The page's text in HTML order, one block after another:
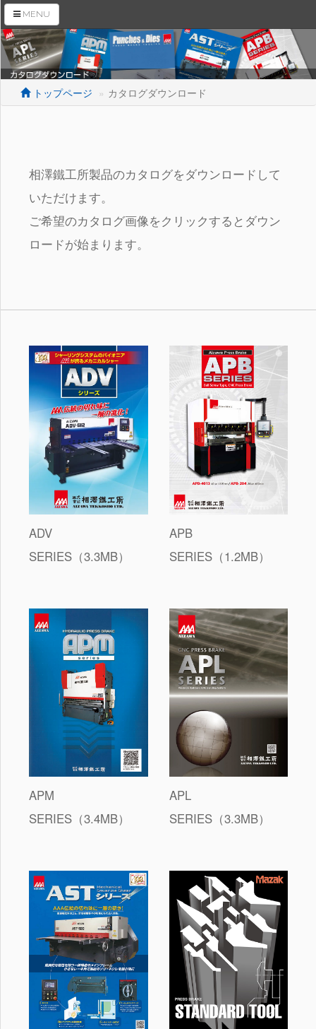
母材搬入装置
RaS機販売ページ
アフターメンテナンス
LANGUAGE
Japanese
English
Taiwanese
Korean
MENU
トップページ カタログダウンロード
相澤鐵工所製品のカタログをダウンロードして
いただけます。
ご希望のカタログ画像をクリックするとダウン
ロードが始まります。
ADV
SERIES（3.3MB）
APB
SERIES（1.2MB）
APM
SERIES（3.4MB）
APL
SERIES（3.3MB）